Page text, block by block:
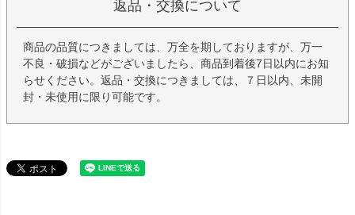
返品・交換について
商品の品質につきましては、万全を期しておりますが、万一
不良・破損などがございましたら、商品到着後7日以内にお知
らせください。返品・交換につきましては、７日以内、未開
封・未使用に限り可能です。